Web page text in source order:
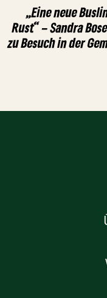
„Eine neue
Rust“ – Sandra
zu Besuch in der